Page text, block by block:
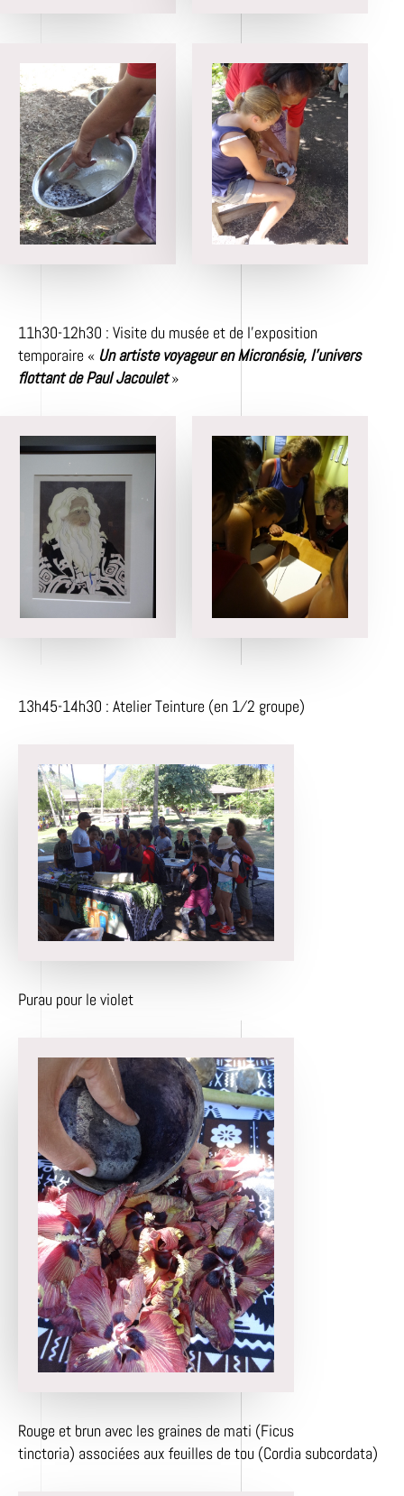
11h30-12h30 : Visite du musée et de l’exposition
temporaire « Un artiste voyageur en Micronésie, l’univers
flottant de Paul Jacoulet»
13h45-14h30 : Atelier Teinture (en 1⁄2 groupe)
Purau pour le violet
Rouge et brun avec les graines de mati (Ficus
tinctoria) associées aux feuilles de tou (Cordia subcordata)